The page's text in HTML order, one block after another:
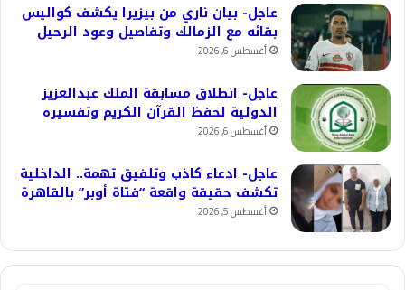
عاجل- بيان ناري من بيزيرا يكشف كواليس
بقائه مع الزمالك وتفاصيل وعود الرحيل
أغسطس 6, 2026
عاجل- انطلاق مسابقة الملك عبدالعزيز
الدولية لحفظ القرآن الكريم وتفسيره
أغسطس 6, 2026
عاجل- ادعاء كاذب وتلفيق تهمة.. الداخلية
تكشف حقيقة واقعة “فتاة أوبر” بالقاهرة
أغسطس 5, 2026